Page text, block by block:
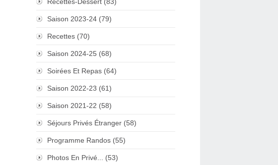
Saison 2023-24 (79)
Recettes (70)
Saison 2024-25 (68)
Soirées Et Repas (64)
Saison 2022-23 (61)
Saison 2021-22 (58)
Séjours Privés Étranger (58)
Programme Randos (55)
Photos En Privé... (53)